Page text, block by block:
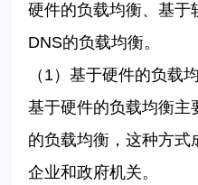
硬件的负载均衡、基于
DNS的负载均衡。
（ 1）基于硬件的负载
基于硬件的负载均衡主
的负载均衡，这种方式
企业和政府机关。